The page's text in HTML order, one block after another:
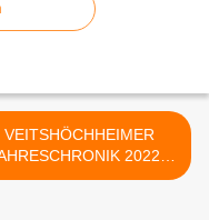
VEITSHÖCHHEIMER
2022 -
2 - Aus der Verwaltung